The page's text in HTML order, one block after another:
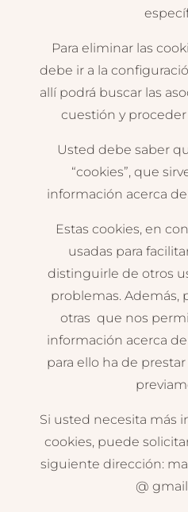
Para eliminar las
debe ir a la
allí podrá buscar las
cuestión y
Usted debe saber
“cookies”, que
información acerca
Estas cookies, en
usadas para
distinguirle de otros
problemas. Además,
otras que nos
información acerca
para ello ha de
Si usted necesita más
cookies, puede
siguiente dirección:
@